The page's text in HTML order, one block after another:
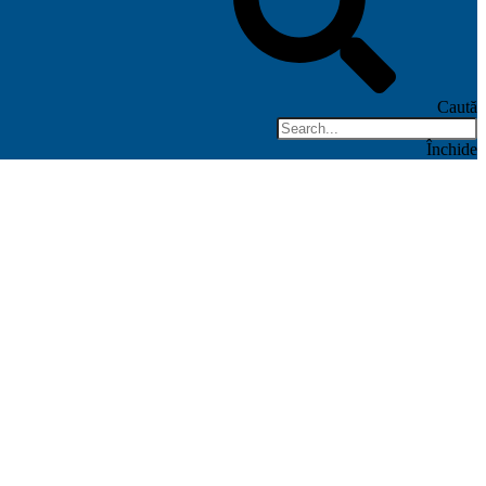
Caută
Închide